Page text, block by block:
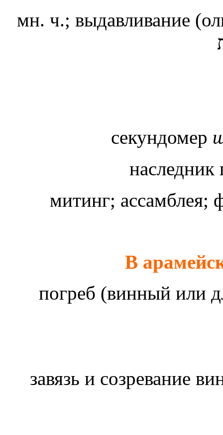
мн. ч.; выдавливание
секундомер
наследник
митинг; ассамблея;
В
погреб (винный или
завязь и созревание